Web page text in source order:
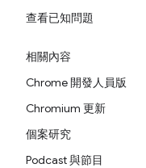
查看已知問題
相關內容
Chrome 開發人員版
Chromium 更新
個案研究
Podcast 與節目